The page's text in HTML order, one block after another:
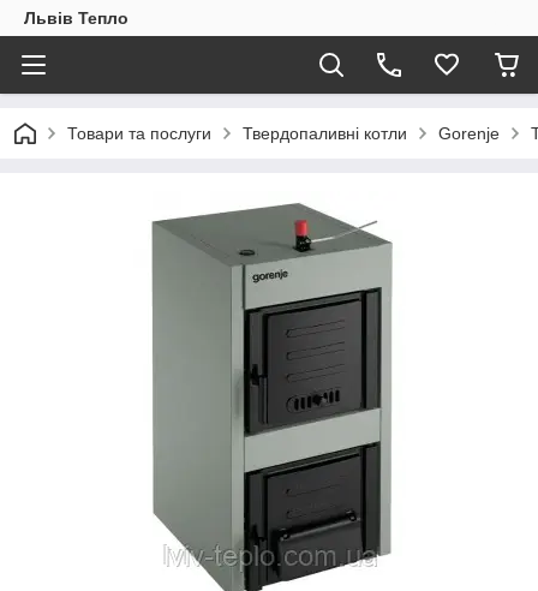
Львів Тепло
Товари та послуги Твердопаливні котли Gorenje